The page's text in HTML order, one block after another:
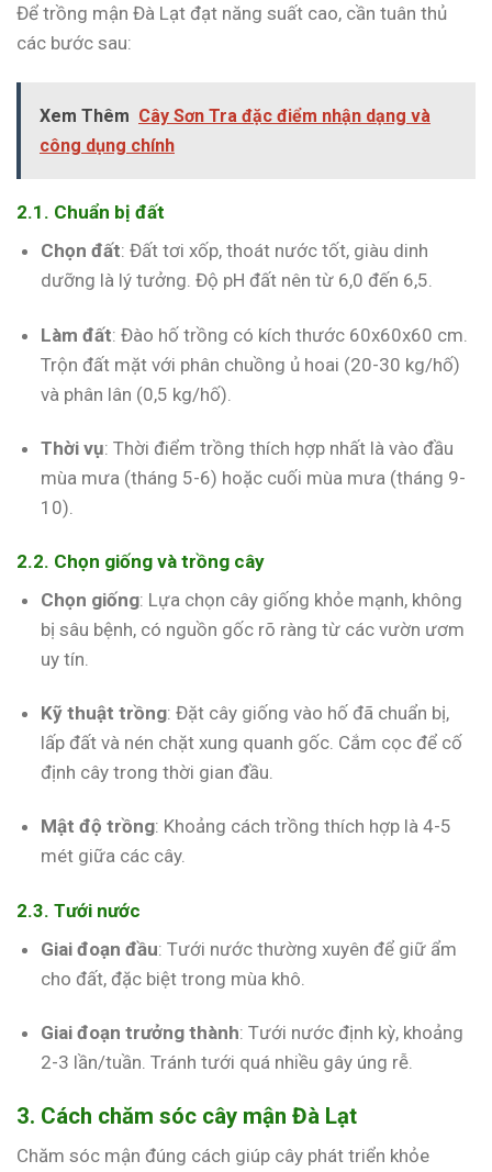
Để trồng mận Đà Lạt đạt năng suất cao, cần tuân thủ
các bước sau:
Xem Thêm Cây Sơn Tra đặc điểm nhận dạng và
công dụng chính
2.1. Chuẩn bị đất
Chọn đất: Đất tơi xốp, thoát nước tốt, giàu dinh
dưỡng là lý tưởng. Độ pH đất nên từ 6,0 đến 6,5.
Làm đất: Đào hố trồng có kích thước 60x60x60 cm.
Trộn đất mặt với phân chuồng ủ hoai (20-30 kg/hố)
và phân lân (0,5 kg/hố).
Thời vụ: Thời điểm trồng thích hợp nhất là vào đầu
mùa mưa (tháng 5-6) hoặc cuối mùa mưa (tháng 9-
10).
2.2. Chọn giống và trồng cây
Chọn giống: Lựa chọn cây giống khỏe mạnh, không
bị sâu bệnh, có nguồn gốc rõ ràng từ các vườn ươm
uy tín.
Kỹ thuật trồng: Đặt cây giống vào hố đã chuẩn bị,
lấp đất và nén chặt xung quanh gốc. Cắm cọc để cố
định cây trong thời gian đầu.
Mật độ trồng: Khoảng cách trồng thích hợp là 4-5
mét giữa các cây.
2.3. Tưới nước
Giai đoạn đầu: Tưới nước thường xuyên để giữ ẩm
cho đất, đặc biệt trong mùa khô.
Giai đoạn trưởng thành: Tưới nước định kỳ, khoảng
2-3 lần/tuần. Tránh tưới quá nhiều gây úng rễ.
3. Cách chăm sóc cây mận Đà Lạt
Chăm sóc mận đúng cách giúp cây phát triển khỏe